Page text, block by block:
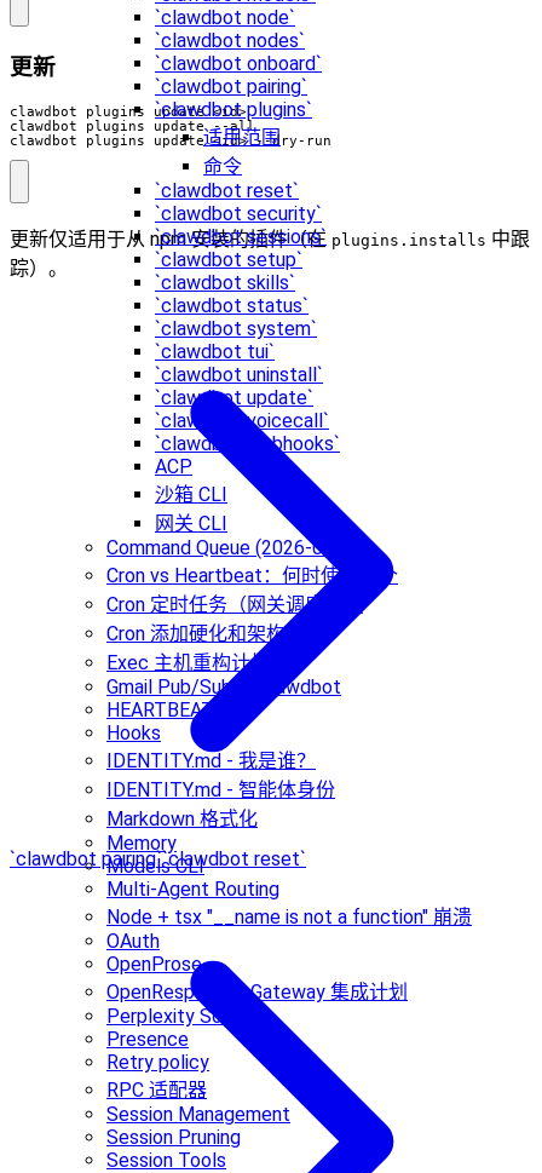
`clawdbot node`
`clawdbot nodes`
`clawdbot onboard`
`clawdbot pairing`
`clawdbot plugins`
适用范围
命令
`clawdbot reset`
`clawdbot security`
`clawdbot sessions`
`clawdbot setup`
`clawdbot skills`
`clawdbot status`
`clawdbot system`
`clawdbot tui`
`clawdbot uninstall`
`clawdbot update`
`clawdbot voicecall`
`clawdbot webhooks`
ACP
沙箱 CLI
网关 CLI
Command Queue (2026-01-16)
Cron vs Heartbeat：何时使用哪个
Cron 定时任务（网关调度器）
Cron 添加硬化和架构对齐
Exec 主机重构计划
Gmail Pub/Sub -> Clawdbot
HEARTBEAT.md
Hooks
IDENTITY.md - 我是谁？
IDENTITY.md - 智能体身份
Markdown 格式化
Memory
Models CLI
Multi-Agent Routing
Node + tsx "__name is not a function" 崩溃
OAuth
OpenProse
OpenResponses Gateway 集成计划
Perplexity Sonar
Presence
Retry policy
RPC 适配器
Session Management
Session Pruning
Session Tools
更新
clawdbot plugins update <id> --dry-run
更新仅适用于从 npm 安装的插件（在 plugins.installs 中跟
踪）。
`clawdbot pairing``clawdbot reset`